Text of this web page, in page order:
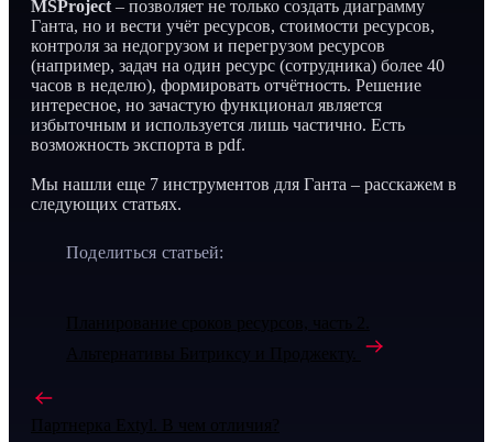
MSProject – позволяет не только создать диаграмму
Ганта, но и вести учёт ресурсов, стоимости ресурсов,
контроля за недогрузом и перегрузом ресурсов
(например, задач на один ресурс (сотрудника) более 40
часов в неделю), формировать отчётность. Решение
интересное, но зачастую функционал является
избыточным и используется лишь частично. Есть
возможность экспорта в pdf.
Мы нашли еще 7 инструментов для Ганта – расскажем в
следующих статьях.
Поделиться статьей:
Партнерка Extyl. В чем отличия?